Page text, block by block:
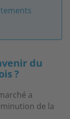
du
?
a
de la